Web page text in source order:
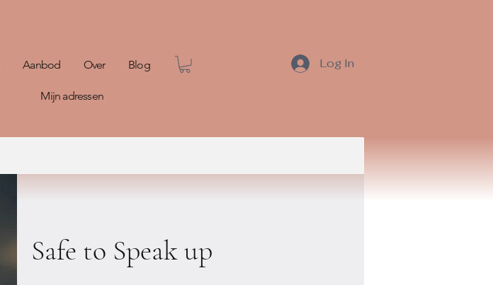
Aanbod Over Blog
Mijn adressen
Log In
Safe to Speak up